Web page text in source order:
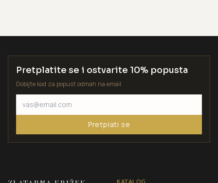
Pretplatite se i ostvarite 10% popusta
Dobijte kod za popust odmah na email.
Pretplati se
KATALOG